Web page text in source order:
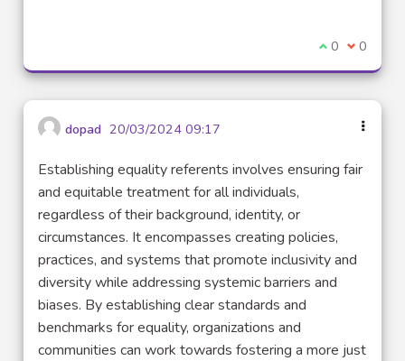
Je suis
0 Je ne
0
dopad 20/03/2024 09:17
Establishing equality referents involves ensuring fair
and equitable treatment for all individuals,
regardless of their background, identity, or
circumstances. It encompasses creating policies,
practices, and systems that promote inclusivity and
diversity while addressing systemic barriers and
biases. By establishing clear standards and
benchmarks for equality, organizations and
communities can work towards fostering a more just